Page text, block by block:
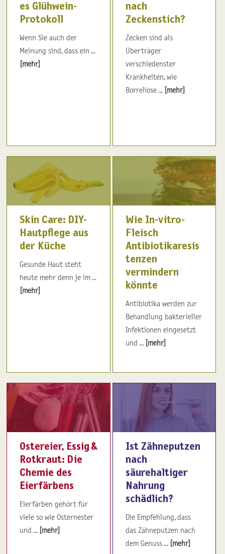
es Glühwein-
Protokoll
Wenn Sie auch der
Meinung sind, dass ein ...
[mehr]
nach
Zeckenstich?
Zecken sind als
Überträger
verschiedenster
Krankheiten, wie
Borreliose ... [mehr]
Skin Care: DIY-
Hautpflege aus
der Küche
Gesunde Haut steht
heute mehr denn je im ...
[mehr]
Wie In-vitro-
Fleisch
Antibiotikaresis
tenzen
vermindern
könnte
Antibiotika werden zur
Behandlung bakterieller
Infektionen eingesetzt
und ... [mehr]
Ostereier, Essig &
Rotkraut: Die
Chemie des
Eierfärbens
Eierfärben gehört für
viele so wie Osternester
und ... [mehr]
Ist Zähneputzen
nach
säurehaltiger
Nahrung
schädlich?
Die Empfehlung, dass
das Zähneputzen nach
dem Genuss ... [mehr]